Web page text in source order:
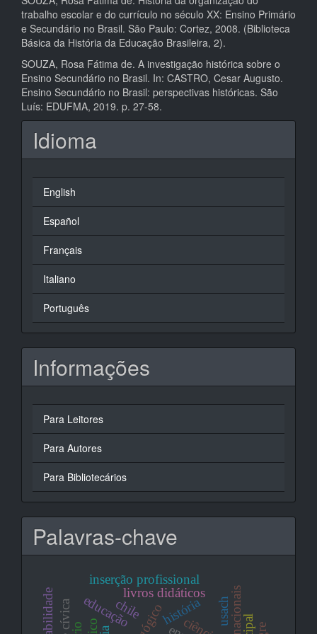
trabalho escolar e do currículo no século XX: Ensino Primário
e Secundário no Brasil. São Paulo: Cortez, 2008. (Biblioteca
Básica da História da Educação Brasileira, 2).
SOUZA, Rosa Fátima de. A investigação histórica sobre o
Ensino Secundário no Brasil. In: CASTRO, Cesar Augusto.
Ensino Secundário no Brasil: perspectivas históricas. São
Luís: EDUFMA, 2019. p. 27-58.
Idioma
English
Español
Français
Italiano
Português
Informações
Para Leitores
Para Autores
Para Bibliotecários
Palavras-chave
história
educaçãolivros didáticos
inserção profissional
chile usach